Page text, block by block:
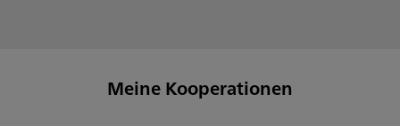
Meine Kooperationen